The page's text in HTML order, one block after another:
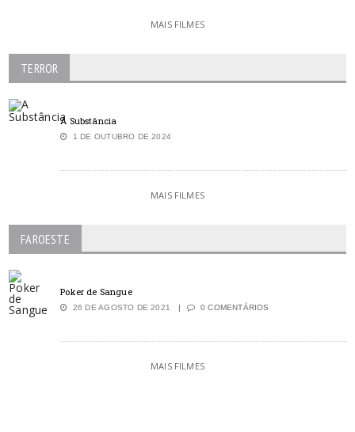
MAIS FILMES
TERROR
A Substância
1 DE OUTUBRO DE 2024
MAIS FILMES
FAROESTE
Poker de Sangue
26 DE AGOSTO DE 2021 0 COMENTÁRIOS
MAIS FILMES